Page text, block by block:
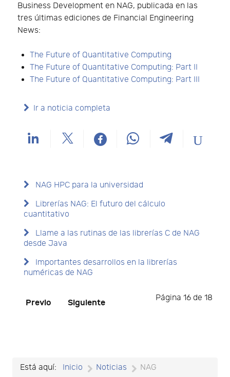
Business Development en NAG, publicada en las
tres últimas ediciones de Financial Engineering
News:
The Future of Quantitative Computing
The Future of Quantitative Computing: Part II
The Future of Quantitative Computing: Part III
Ir a noticia completa
NAG HPC para la universidad
Librerías NAG: El futuro del cálculo
cuantitativo
Llame a las rutinas de las librerías C de NAG
desde Java
Importantes desarrollos en la librerías
numéricas de NAG
Página 16 de 18
Previo Siguiente
Está aquí: Inicio Noticias NAG